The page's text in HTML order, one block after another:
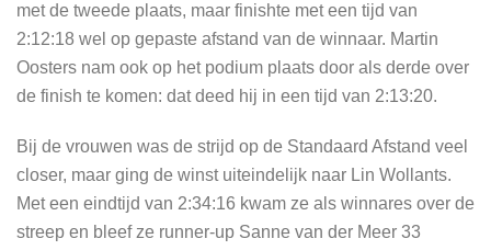
met de tweede plaats, maar finishte met een tijd van
2:12:18 wel op gepaste afstand van de winnaar. Martin
Oosters nam ook op het podium plaats door als derde over
de finish te komen: dat deed hij in een tijd van 2:13:20.
Bij de vrouwen was de strijd op de Standaard Afstand veel
closer, maar ging de winst uiteindelijk naar Lin Wollants.
Met een eindtijd van 2:34:16 kwam ze als winnares over de
streep en bleef ze runner-up Sanne van der Meer 33